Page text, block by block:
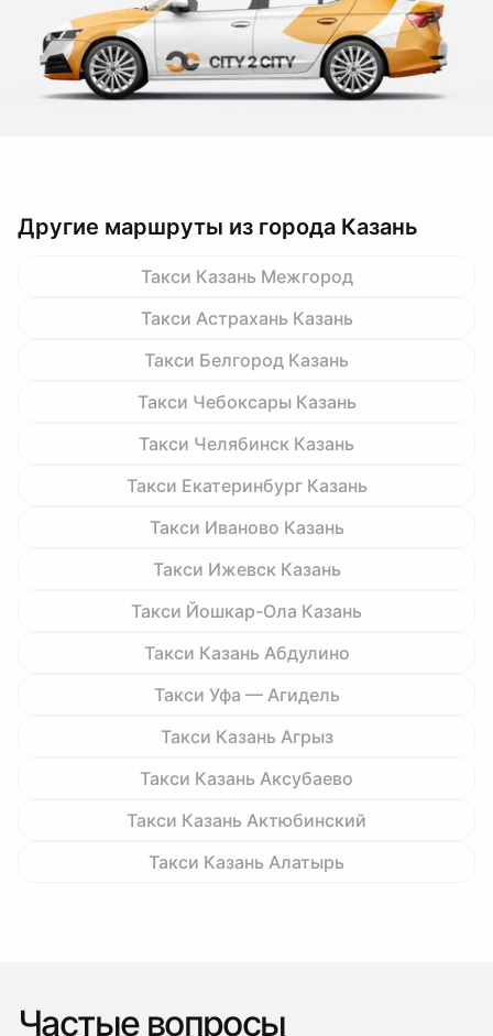
Другие маршруты из города Казань
Такси Казань Межгород
Такси Астрахань Казань
Такси Белгород Казань
Такси Чебоксары Казань
Такси Челябинск Казань
Такси Екатеринбург Казань
Такси Иваново Казань
Такси Ижевск Казань
Такси Йошкар-Ола Казань
Такси Казань Абдулино
Такси Уфа — Агидель
Такси Казань Агрыз
Такси Казань Аксубаево
Такси Казань Актюбинский
Такси Казань Алатырь
Частые вопросы